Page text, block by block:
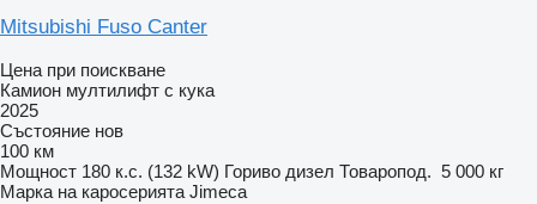
Mitsubishi Fuso Canter
Цена при поискване
Камион мултилифт с кука
2025
Състояние нов
100 км
Мощност 180 к.с. (132 kW) Гориво дизел Товаропод. 5 000 кг
Марка на каросерията Jimeca